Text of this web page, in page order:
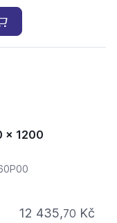
x 1200
12 435,70 Kč